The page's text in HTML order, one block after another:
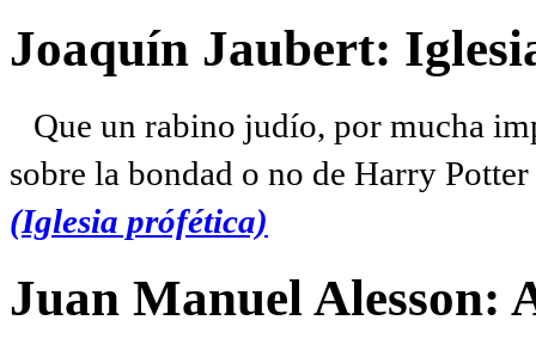
Joaquín Jaubert:
Que un rabino judío, por mucha
sobre la bondad o no de Harry
(Iglesia prófética)
Juan Manuel Alesson: